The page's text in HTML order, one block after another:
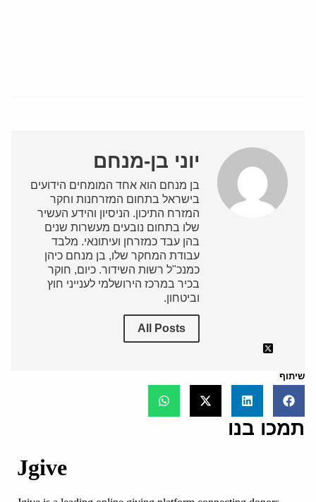
יוני בן-מנחם
בן מנחם הוא אחד המומחים הידועים
בישראל בתחום המזרחנות וחקר
המזרח התיכון. הניסיון והידע העשיר
שלו בתחום נובעים מעשרות שנים
בהן עבד כמזרחן ועיתונאי. מלבד
עבודת המחקר שלו, בן מנחם כיהן
כמנכ"ל רשות השידור. כיום, חוקר
בכיר במרכז הירושלמי לענייני חוץ
וביטחון.
All Posts
שיתוף
תמכו בנו